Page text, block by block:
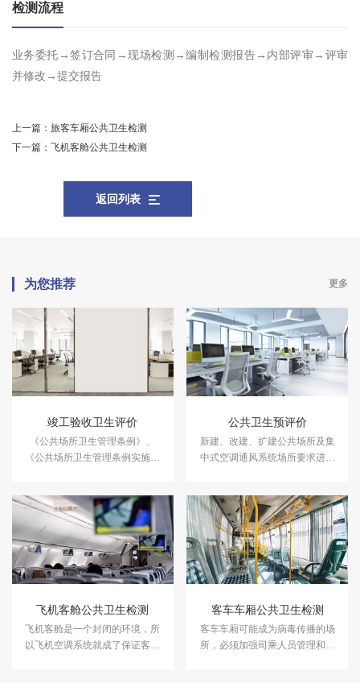
检测流程
业务委托→签订合同→现场检测→编制检测报告→内部评审→评审
并修改→提交报告
上一篇： 旅客车厢公共卫生检测
下一篇： 飞机客舱公共卫生检测
返回列表
为您推荐 更多
竣工验收卫生评价
《公共场所卫生管理条例》、
《公共场所卫生管理条例实施细
的公共场所项目，应进行项目公
共场所竣工验收卫生评价。
公共卫生预评价
新建、改建、扩建公共场所及集
中式空调通风系统场所要求进行
卫生预评价。
飞机客舱公共卫生检测
飞机客舱是一个封闭的环境，所
以飞机空调系统就成了保证客舱
客车车厢公共卫生检测
客车车厢可能成为病毒传播的场
所，必须加强司乘人员管理和公